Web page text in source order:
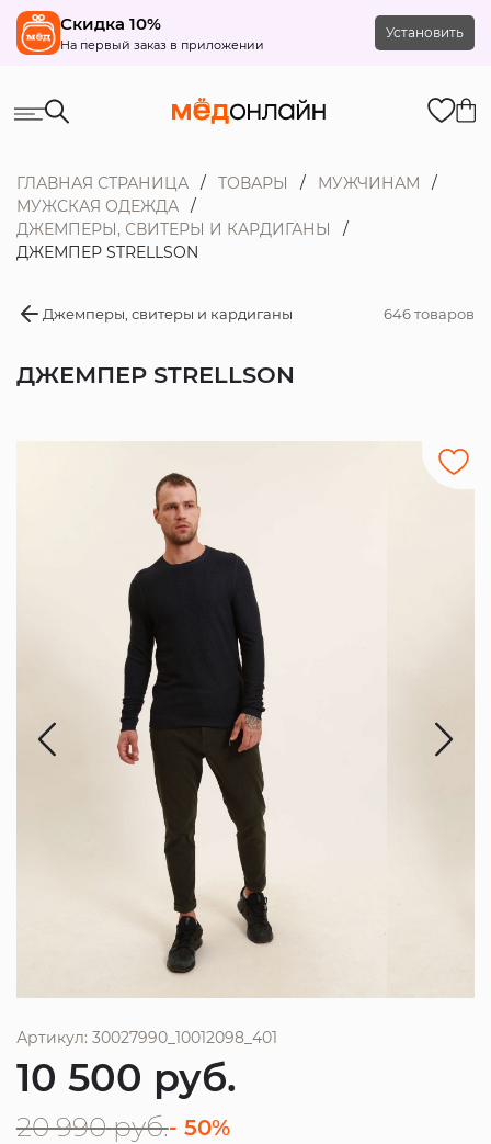
Скидка 10%
На первый заказ в приложении
Установить
ГЛАВНАЯ СТРАНИЦА ТОВАРЫ
МУЖЧИНАМ
МУЖСКАЯ ОДЕЖДА
ДЖЕМПЕРЫ, СВИТЕРЫ И КАРДИГАНЫ
ДЖЕМПЕР STRELLSON
Джемперы, свитеры и кардиганы 646 товаров
ДЖЕМПЕР STRELLSON
Артикул: 30027990_10012098_401
10 500 руб.
20 990 руб.- 50%